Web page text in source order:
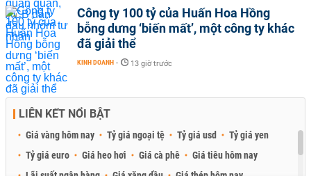
Công ty 100 tỷ của Huấn Hoa Hồng
bỗng dưng ‘biến mất’, một công ty khác
đã giải thể
KINH DOANH - 13 giờ trước
LIÊN KẾT NỔI BẬT
Giá vàng hôm nay Tỷ giá ngoại tệ Tỷ giá usd
Tỷ giá yen
Tỷ giá euro
Giá heo hơi Giá cà phê
Giá tiêu hôm nay